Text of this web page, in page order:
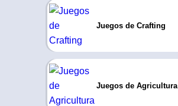
Juegos de Crafting
Juegos de Agricultura